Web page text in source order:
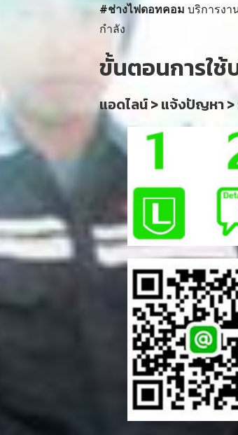
#ช่างไฟดอทคอม บริการงา
กำลัง
ขั้นตอนการใช้
แอดไลน์ > แจ้งปัญหา >